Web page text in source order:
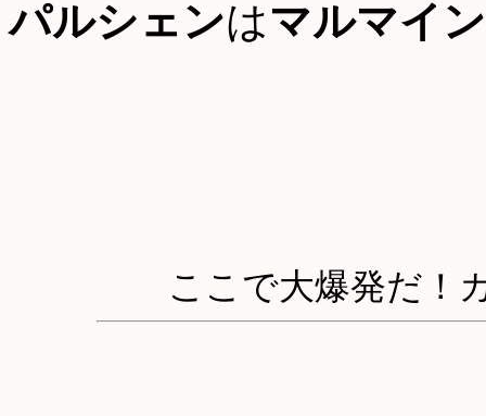
パルシェンはマルマイン
ここで大爆発だ！